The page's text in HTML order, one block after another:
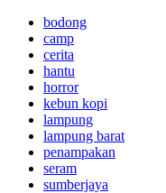
bodong
camp
cerita
hantu
horror
kebun kopi
lampung
lampung barat
penampakan
seram
sumberjaya